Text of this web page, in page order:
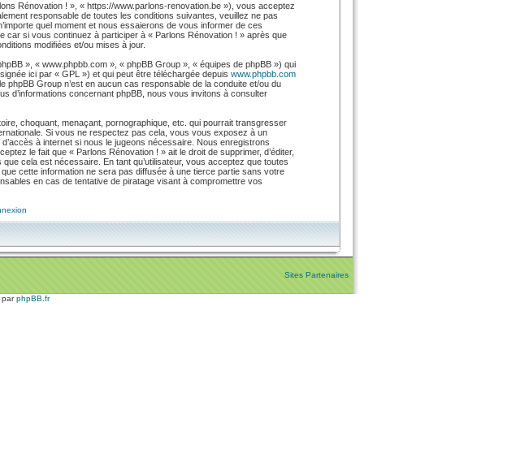
Rénovation ! », « https://www.parlons-renovation.be »), vous acceptez
responsable de toutes les conditions suivantes, veuillez ne pas
quel moment et nous essaierons de vous informer de ces
car si vous continuez à participer à « Parlons Rénovation ! » après que
modifiées et/ou mises à jour.
», « www.phpbb.com », « phpBB Group », « équipes de phpBB ») qui
ici par « GPL ») et qui peut être téléchargée depuis www.phpbb.com
Group n’est en aucun cas responsable de la conduite et/ou du
d’informations concernant phpBB, nous vous invitons à consulter
choquant, menaçant, pornographique, etc. qui pourrait transgresser
Si vous ne respectez pas cela, vous vous exposez à un
à internet si nous le jugeons nécessaire. Nous enregistrons
le fait que « Parlons Rénovation ! » ait le droit de supprimer, d’éditer,
cela est nécessaire. En tant qu’utilisateur, vous acceptez que toutes
cette information ne sera pas diffusée à une tierce partie sans votre
en cas de tentative de piratage visant à compromettre vos
Sites Partenaires
parphpBB.fr